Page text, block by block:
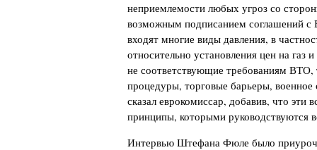
неприемлемости любых угроз со
возможным подписанием соглашений
входят многие виды давления, в
относительно установления цен на газ
не соответствующие требованиям
процедуры, торговые барьеры, военное
сказал еврокомиссар, добавив, что эти
принципы, которыми руководствуются
Интервью Штефана Фюле было